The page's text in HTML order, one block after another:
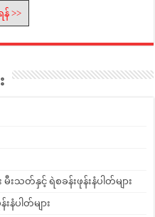
>>
သတ်နှင့် ရဲစခန်းဖုန်းနံပါတ်များ
ပါတ်များ